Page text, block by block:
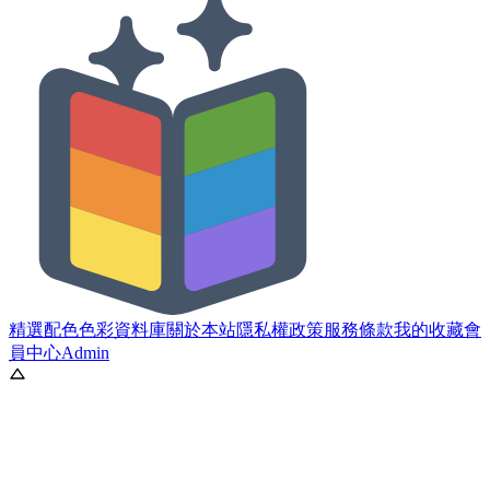
精選配色色彩資料庫關於本站隱私權政策服務條款我的收藏會
員中心Admin